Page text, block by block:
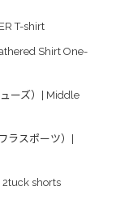
T-shirt
Shirt One-
ーズ）| Middle
ラスポーツ）|
shorts